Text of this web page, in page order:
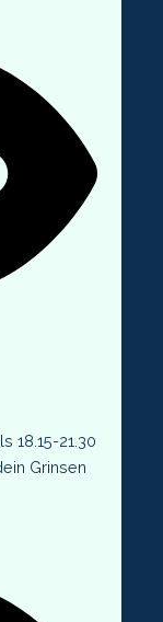
18.15-21.30
Grinsen